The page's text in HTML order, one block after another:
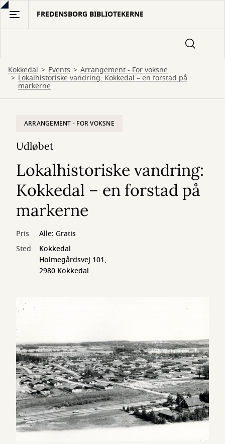
Gå
hovedindhold
FREDENSBORG BIBLIOTEKERNE
Kokkedal Events Arrangement - For voksne
Lokalhistoriske vandring: Kokkedal – en forstad på
markerne
ARRANGEMENT - FOR VOKSNE
Udløbet
Lokalhistoriske vandring:
Kokkedal – en forstad på
markerne
Pris
Alle: Gratis
Sted
Kokkedal
Holmegårdsvej 101,
2980 Kokkedal